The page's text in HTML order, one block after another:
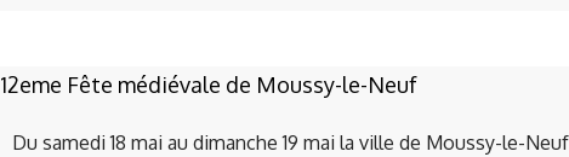
12eme Fête médiévale de Moussy-le-Neuf
Du samedi 18 mai au dimanche 19 mai la ville de Moussy-le-Neuf